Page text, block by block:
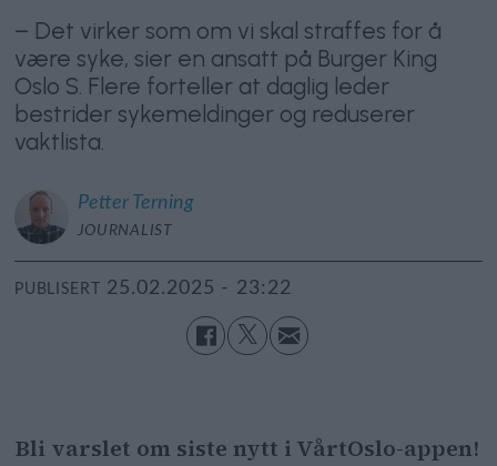
– Det virker som om vi skal straffes for å
være syke, sier en ansatt på Burger King
Oslo S. Flere forteller at daglig leder
bestrider sykemeldinger og reduserer
vaktlista.
Petter Terning
JOURNALIST
PUBLISERT 25.02.2025 - 23:22
Bli varslet om siste nytt i VårtOslo-appen!